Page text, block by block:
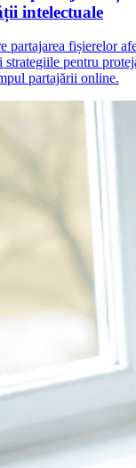
intelectuale
partajarea fișierelor
strategiile pentru
partajării online.